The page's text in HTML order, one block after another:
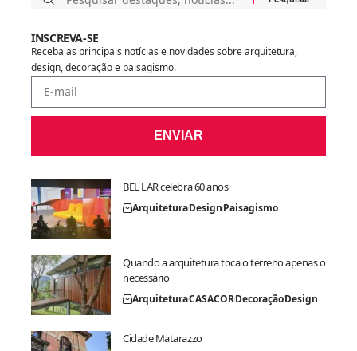
INSCREVA-SE
Receba as principais notícias e novidades sobre arquitetura,
design, decoração e paisagismo.
ENVIAR
BEL LAR celebra 60 anos
ArquiteturaDesignPaisagismo
Quando a arquitetura toca o terreno apenas o
necessário
ArquiteturaCASACORDecoraçãoDesign
Cidade Matarazzo